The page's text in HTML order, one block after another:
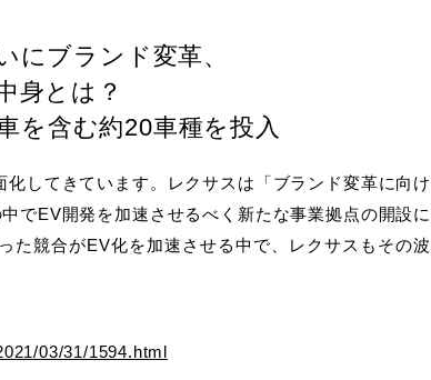
にブランド変革、
身とは？
を含む約20車種を投入
してきています。レクサスは「ブランド変革に向け
でEV開発を加速させるべく新たな事業拠点の開設に
た競合がEV化を加速させる中で、レクサスもその波
03/31/1594.html